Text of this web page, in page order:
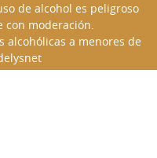
de alcohol es peligroso
con moderación.
alcohólicas a menores de